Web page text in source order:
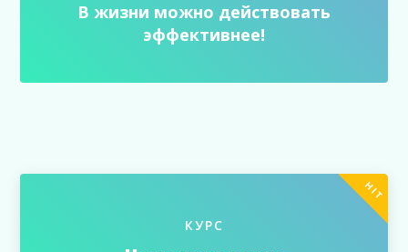
В жизни можно действовать
эффективнее!
КУРС
HIT